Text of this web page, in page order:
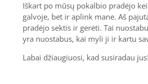
Iškart po mūsų pokalbio pradėjo
galvoje, bet ir aplink mane. Aš
pradėjo sektis ir gerėti. Tai
yra nuostabus, kai myli ji ir kartu
Labai džiaugiuosi, kad susiradau jus!